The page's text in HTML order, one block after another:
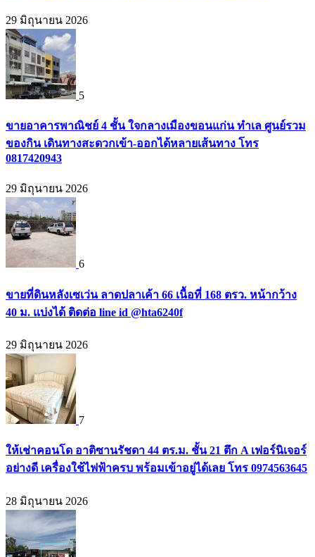
29 มิถุนายน 2026
5
ขายอาคารพาณิชย์ 4 ชั้น ใจกลางเมืองขอนแก่น ทำเล ศูนย์รวม
ของกิน เดินทางสะดวกเข้า-ออกได้หลายเส้นทาง โทร
0817420943
29 มิถุนายน 2026
6
ขายที่ดินหลังเซเว่น ลาดปลาเค้า 66 เนื้อที่ 168 ตรว. หน้ากว้าง
40 ม. แบ่งได้ ติดต่อ line id @hta6240f
29 มิถุนายน 2026
7
ให้เช่าคอนโด อาติซานรัชดา 44 ตร.ม. ชั้น 21 ตึก A เฟอร์นิเจอร์
อย่างดี เครื่องใช้ไฟฟ้าครบ พร้อมเข้าอยู่ได้เลย โทร 0974563645
28 มิถุนายน 2026